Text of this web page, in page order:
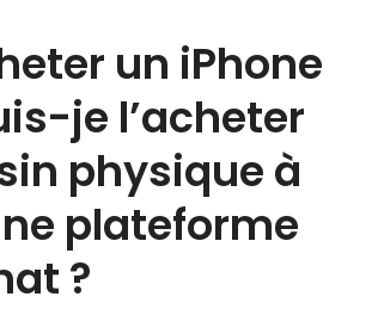
un iPhone
je l’acheter
physique à
plateforme
?